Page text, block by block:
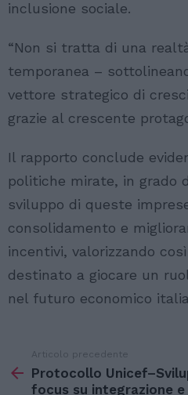
inclusione sociale.
“Non si tratta di una
temporanea –
vettore strategico di
grazie al crescente
Il rapporto conclude
politiche mirate, in grado
sviluppo di queste
consolidamento e
incentivi, valorizzando
destinato a giocare un
nel futuro economico
di
Articolo precedente
Protocollo
focus su integrazione